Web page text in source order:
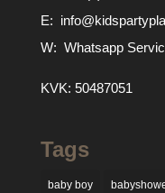
E:
W: Whatsapp
KVK: 50487051
Tags
baby boy